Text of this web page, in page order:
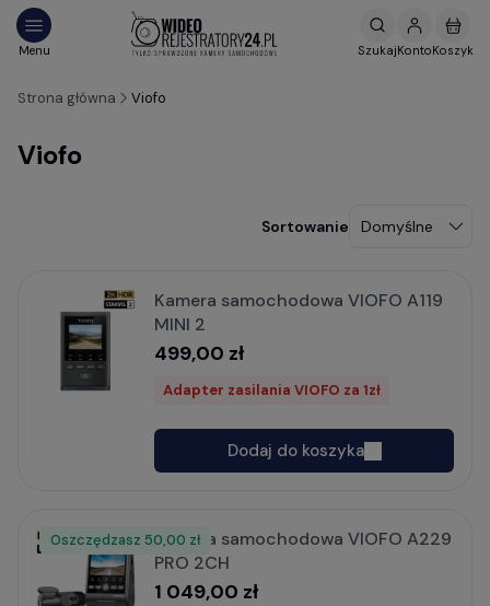
Strona główna Viofo
Viofo
Kamera samochodowa VIOFO A119
MINI 2
499,00 zł
Adapter zasilania VIOFO za 1zł
Dodaj do koszyka
Kamera samochodowa VIOFO A229
PRO 2CH
1 049,00 zł
Oszczędzasz 50,00 zł
Rabat